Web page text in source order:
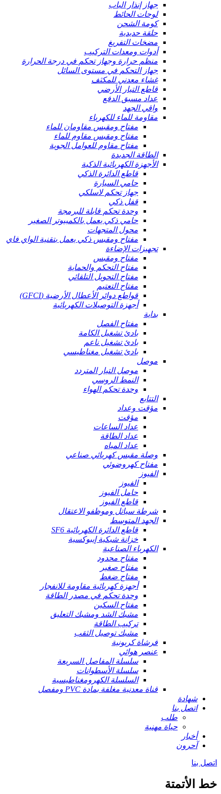
جهاز إنذار الباب
لوحات الحائط
كومة الشحن
حلقة حديدية
مضخات التفريغ
أدوات ومعدات التركيب
منظم حرارة وجهاز تحكم في درجة الحرارة
جهاز التحكم في مستوى السائل
غشاء معدني للمكثف
قاطع التيار الأرضي
عداد مسبق الدفع
واقي الجهد
مقاومة للماء للكهرباء
مفتاح ومقبس مقاومان للماء
مفتاح ومقبس مقاوم للماء
مفتاح مقاوم للعوامل الجوية
الطاقة الجديدة
الأجهزة الكهربائية الذكية
قاطع الدائرة الذكي
حامي السيارة
جهاز تحكم لاسلكي
قفل ذكي
وحدة تحكم قابلة للبرمجة
حامي ذكي يعمل بالكمبيوتر الصغير
محول المتجهات
مفتاح ومقبس ذكي يعمل بتقنية الواي فاي
تجهيزات الإضاءة
مفتاح ومقبس
مفتاح التحكم والحماية
مفتاح التحويل التلقائي
مفتاح التعتيم
قواطع دوائر الأعطال الأرضية (GFCI)
أجهزة التوصيلات الكهربائية
بداية
مفتاح الفصل
بادئ تشغيل الكامة
بادئ تشغيل ناعم
بادئ تشغيل مغناطيسي
موصل
موصل التيار المتردد
النمط الروسي
وحدة تحكم الهواء
التتابع
مؤقت وعداد
مؤقت
عداد الساعات
عداد الطاقة
عداد المياه
وصلة مقبس كهربائي صناعي
مفتاح كهروضوئي
الفيوز
الفيوز
حامل الفيوز
قاطع الفيوز
شرطة سياتل وموظفو الاعتقال
الجهد المتوسط
قاطع الدائرة الكهربائية SF6
خزانة شبكية إيبوكسية
الكهرباء الصناعية
مفتاح محدود
مفتاح صغير
مفتاح ضغط
أجهزة كهربائية مقاومة للانفجار
وحدة تحكم في مصدر الطاقة
مفتاح السكين
مشبك الشد ومشبك التعليق
تركيب الطاقة
مشبك توصيل الثقب
فرشاة كربونية
عنصر هوائي
سلسلة المفاصل السريعة
سلسلة الأسطوانات
السلسلة الكهرومغناطيسية
قناة معدنية مغلفة بمادة PVC ومفصل
شهادة
اتصل بنا
طلب
حياة مهنية
أخبار
آحرون
اتصل بنا
خط الأتمتة